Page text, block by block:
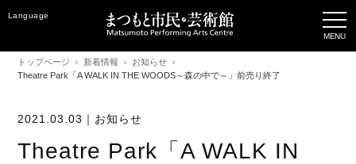
Language
トップページ 新着情報
お知らせ
Theatre Park「A WALK IN THE WOODS～森の中で～」前売り終了
2021.03.03｜ お知らせ
Theatre Park「A WALK IN